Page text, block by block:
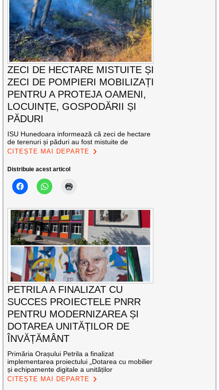
ZECI DE HECTARE MISTUITE ȘI
ZECI DE POMPIERI MOBILIZAȚI
PENTRU A PROTEJA OAMENI,
LOCUINȚE, GOSPODĂRII ȘI
PĂDURI
ISU Hunedoara informează că zeci de hectare
de terenuri și păduri au fost mistuite de
CITEȘTE MAI DEPARTE
Distribuie acest articol
PETRILA A FINALIZAT CU
SUCCES PROIECTELE PNRR
PENTRU MODERNIZAREA ȘI
DOTAREA UNITĂȚILOR DE
ÎNVĂȚĂMÂNT
Primăria Orașului Petrila a finalizat
implementarea proiectului „Dotarea cu mobilier
și echipamente digitale a unităților
CITEȘTE MAI DEPARTE